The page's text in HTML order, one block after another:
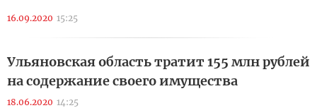
16.09.2020 15:25
Ульяновская область тратит 155 млн рублей
на содержание своего имущества
18.06.2020 14:25